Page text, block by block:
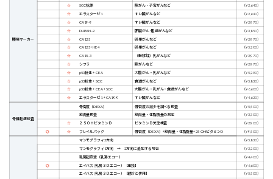
腫瘍マーカー
☆ SCC抗原 肺がん・子宮がんなど （¥2,640）
☆ エラスターゼ1 すい臓がんなど （¥2,640）
☆ CA19-9 すい臓がんなど
（¥2,970）
☆
DUPAN-2 肝臓がん･胆道がんなど
（¥3,850）
☆
CA125 卵巣がんなど
（¥2,970）
☆
CA125+HE4 卵巣がんなど （¥5,280）
☆ CA15-3 （転移性）乳がんなど （¥2,970）
☆ シフラ 肺がんなど （¥2,970）
☆ p53抗体 + CEA 大腸がん・乳がんなど
（¥5,280）
☆
p53抗体 + SCC 食道がんなど
（¥5,830）
☆
p53抗体 + CEA + SCC 大腸がん・乳がん・食道がんなど
（¥6,600）
☆
エラスターゼ1 + CA19-9 すい臓がんなど （¥4,620）
骨粗鬆症検査
骨密度（DEXA） 骨密度の減少を調べる検査
（¥5,500）
筋肉量検査
筋肉量・体脂肪量の測定
（¥3,300）
☆
２５ ＯＨビタミンＤ ビタミンＤ欠乏検査
（¥2,900）
◎
☆ フレイルパック 骨密度（DEXA）+筋肉量・体脂肪量+25 OHビタミンD （¥9,500）
マンモグラフィ2方向
（¥5,830）
マンモグラフィ1方向 → 2方向に追加する場合
（¥2,200）
乳房超音波（乳房エコー）
（¥4,400）
◎
エイバス (乳房３Ｄエコー）【単独】
（¥6,600）
エイバス (乳房３Ｄエコー）【健診と併用】
（¥5,500）